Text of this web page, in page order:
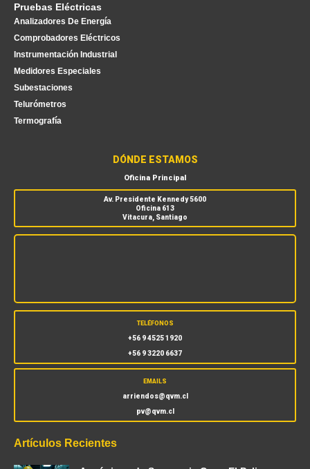
Pruebas Eléctricas
Analizadores De Energía
Comprobadores Eléctricos
Instrumentación Industrial
Medidores Especiales
Subestaciones
Telurómetros
Termografía
DÓNDE ESTAMOS
Oficina Principal
Av. Presidente Kennedy 5600
Oficina 613
Vitacura, Santiago
TELÉFONOS
+56 9 4525 1920
+56 9 3220 6637
EMAILS
arriendos@qvm.cl
pv@qvm.cl
Artículos Recientes